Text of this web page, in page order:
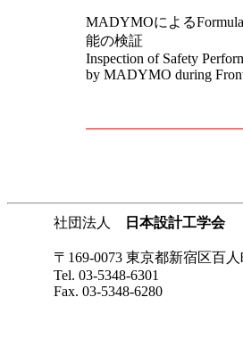
MADYMOによる
能の検証
Inspection of Safety
by MADYMO during
社団法人 日本設計工学会
〒169-0073 東京都新宿区百
Tel. 03-5348-6301
Fax. 03-5348-6280